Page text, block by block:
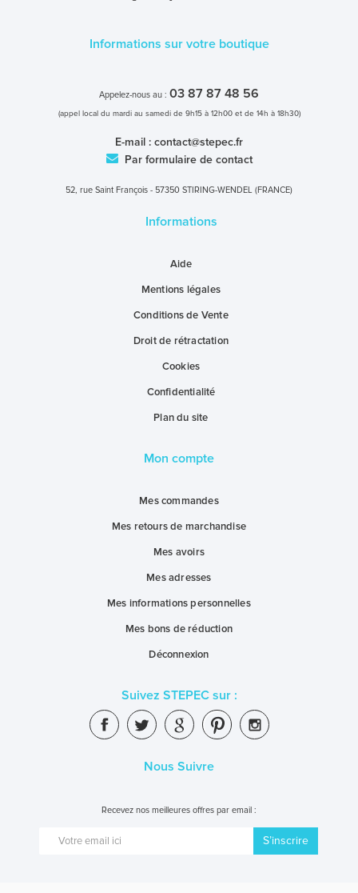
Informations sur votre boutique
Appelez-nous au : 03 87 87 48 56
(appel local du mardi au samedi de 9h15 à 12h00 et de 14h à 18h30)
E-mail : contact@stepec.fr
Par formulaire de contact
52, rue Saint François - 57350 STIRING-WENDEL (FRANCE)
Informations
Aide
Mentions légales
Conditions de Vente
Droit de rétractation
Cookies
Confidentialité
Plan du site
Mon compte
Mes commandes
Mes retours de marchandise
Mes avoirs
Mes adresses
Mes informations personnelles
Mes bons de réduction
Déconnexion
Suivez STEPEC sur :
Nous Suivre
Recevez nos meilleures offres par email :
S’inscrire